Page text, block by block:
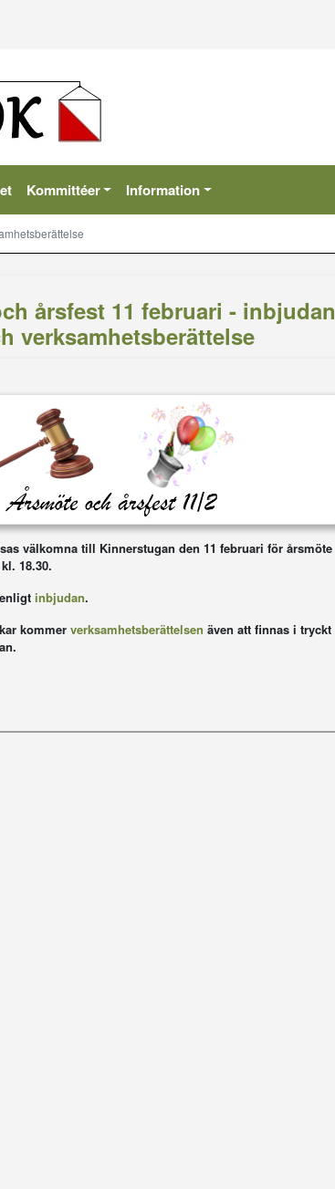
Kommittéer Information
årsfest 11 februari - inbjudan
verksamhetsberättelse
välkomna till Kinnerstugan den 11 februari för årsmöte
18.30.
inbjudan.
kommer verksamhetsberättelsen även att finnas i tryckt